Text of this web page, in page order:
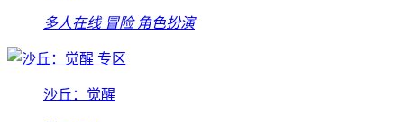
多人在线 冒险 角色扮演
专区
沙丘：觉醒